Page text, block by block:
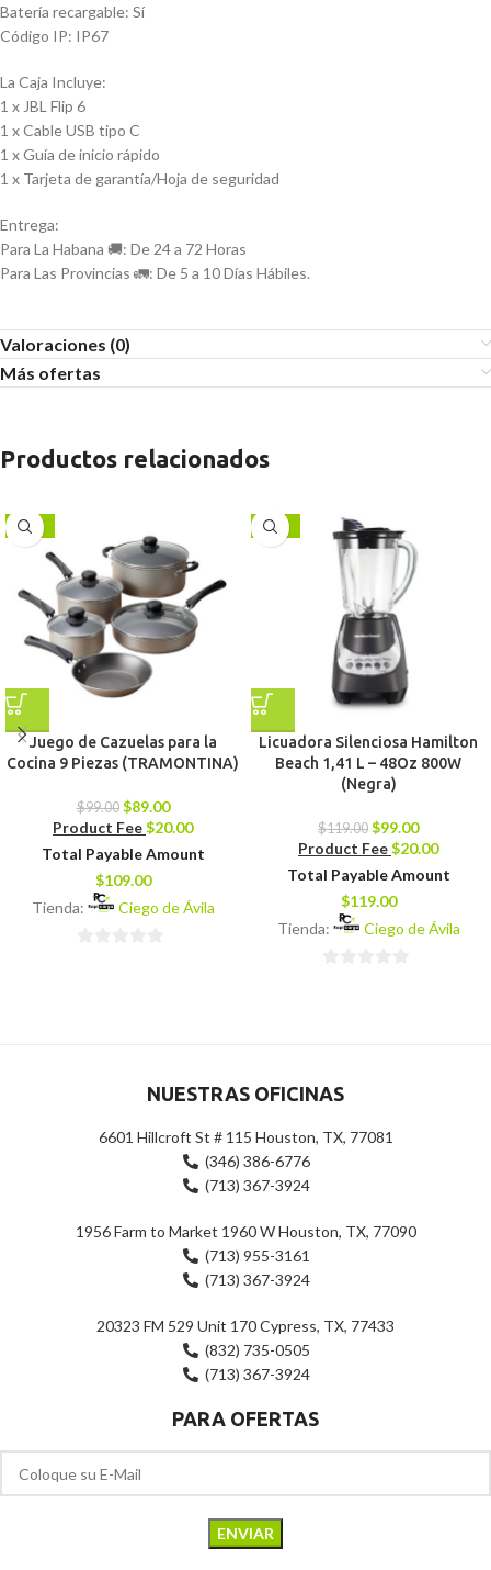
Batería recargable: Sí
Código IP: IP67
La Caja Incluye:
1 x JBL Flip 6
1 x Cable USB tipo C
1 x Guía de inicio rápido
1 x Tarjeta de garantía/Hoja de seguridad
Entrega:
Para La Habana 🚚: De 24 a 72 Horas
Para Las Provincias 🚛: De 5 a 10 Días Hábiles.
Valoraciones (0)
Más ofertas
Productos relacionados
-10%
Juego de Cazuelas para la
Cocina 9 Piezas (TRAMONTINA)
$99.00 $89.00
Product Fee$20.00
Total Payable Amount
$109.00
Tienda:
Ciego de Ávila
-17%
Licuadora Silenciosa Hamilton
Beach 1,41 L – 48Oz 800W
(Negra)
$119.00 $99.00
Product Fee$20.00
Total Payable Amount
$119.00
Tienda:
Ciego de Ávila
NUESTRAS OFICINAS
6601 Hillcroft St # 115 Houston, TX, 77081
(346) 386-6776
(713) 367-3924
1956 Farm to Market 1960 W Houston, TX, 77090
(713) 955-3161
(713) 367-3924
20323 FM 529 Unit 170 Cypress, TX, 77433
(832) 735-0505
(713) 367-3924
PARA OFERTAS